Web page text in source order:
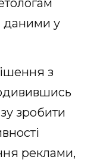
даними у
з
зробити
реклами,